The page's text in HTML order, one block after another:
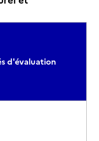
d'évaluation